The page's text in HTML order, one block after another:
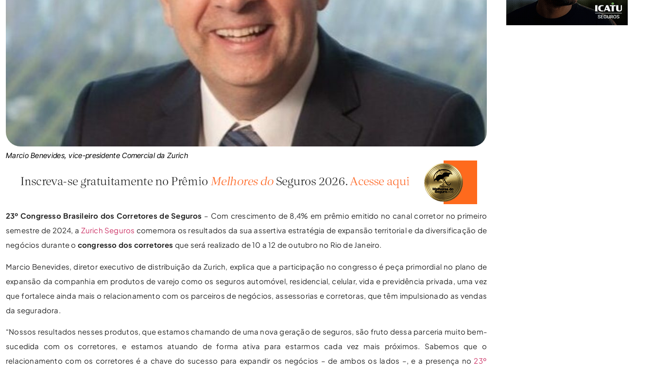
Marcio Benevides, vice-presidente Comercial da Zurich
23º Congresso Brasileiro dos Corretores de Seguros – Com crescimento de 8,4% em prêmio emitido no canal corretor no primeiro
semestre de 2024, a Zurich Seguros comemora os resultados da sua assertiva estratégia de expansão territorial e da diversificação de
negócios durante o congresso dos corretores que será realizado de 10 a 12 de outubro no Rio de Janeiro.
Marcio Benevides, diretor executivo de distribuição da Zurich, explica que a participação no congresso é peça primordial no plano de
expansão da companhia em produtos de varejo como os seguros automóvel, residencial, celular, vida e previdência privada, uma vez
que fortalece ainda mais o relacionamento com os parceiros de negócios, assessorias e corretoras, que têm impulsionado as vendas
da seguradora.
“Nossos resultados nesses produtos, que estamos chamando de uma nova geração de seguros, são fruto dessa parceria muito bem-
sucedida com os corretores, e estamos atuando de forma ativa para estarmos cada vez mais próximos. Sabemos que o
relacionamento com os corretores é a chave do sucesso para expandir os negócios – de ambos os lados –, e a presença no 23º